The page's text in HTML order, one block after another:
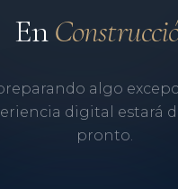
En
algo
digital estará
pronto.